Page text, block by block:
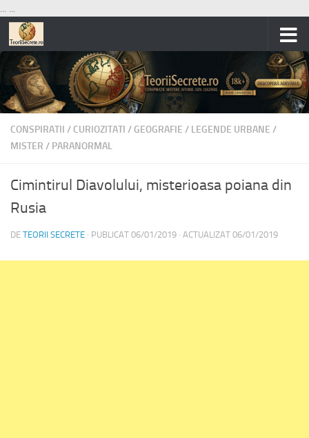
... ...
Skip to content
CONSPIRATII / CURIOZITATI / GEOGRAFIE / LEGENDE URBANE /
MISTER / PARANORMAL
Cimintirul Diavolului, misterioasa poiana din
Rusia
DE TEORII SECRETE · PUBLICAT 06/01/2019 · ACTUALIZAT 06/01/2019